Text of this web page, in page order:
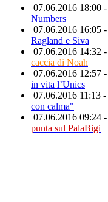
07.06.2016 18:00 -
Numbers
07.06.2016 16:05 -
Ragland e Siva
07.06.2016 14:32 -
caccia di Noah
07.06.2016 12:57 -
in vita l’Unics
07.06.2016 11:13 -
con calma"
07.06.2016 09:24 -
punta sul PalaBigi